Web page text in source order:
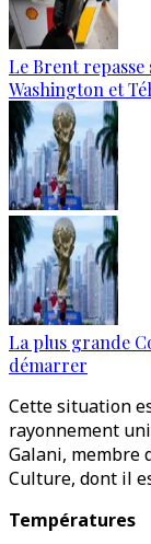
Le Brent repasse
Washington et
La plus grande
démarrer
Cette situation
rayonnement
Galani, membre
Culture, dont il
Températures